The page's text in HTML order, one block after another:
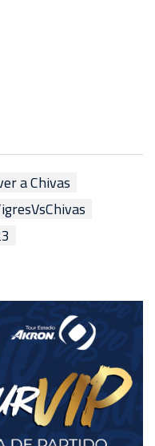
a Chivas